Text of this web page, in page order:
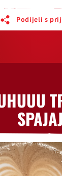
Podijeli s